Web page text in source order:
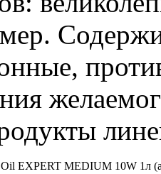
EXPERT MEDIUM 10W 1л